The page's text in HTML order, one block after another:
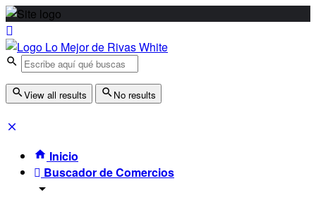
View all results No results
Inicio
Buscador de Comercios